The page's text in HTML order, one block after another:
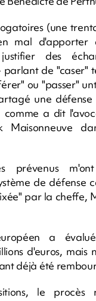
(une
mal d'apporter
des
de "caser"
ou "passer"
une défense
comme a dit
Maisonneuve
prévenus
de défense
par la cheffe,
a
d'euros, mais
déjà été
le procès